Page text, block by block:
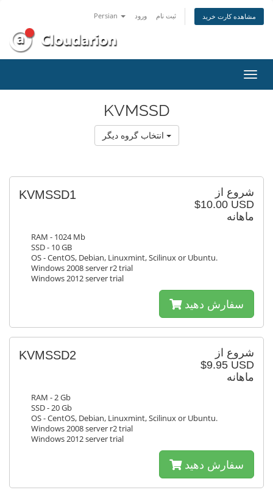
Persian ورود ثبت نام مشاهده کارت خرید
تغییر
KVMSSD
شروع از
$10.00 USD
ماهانه
KVMSSD1
RAM - 1024 Mb
SSD - 10 GB
OS - CentOS, Debian, Linuxmint, Scilinux or Ubuntu.
Windows 2008 server r2 trial
Windows 2012 server trial
سفارش دهید
شروع از
$9.95 USD
ماهانه
KVMSSD2
RAM - 2 Gb
SSD - 20 Gb
OS - CentOS, Debian, Linuxmint, Scilinux or Ubuntu.
Windows 2008 server r2 trial
Windows 2012 server trial
سفارش دهید